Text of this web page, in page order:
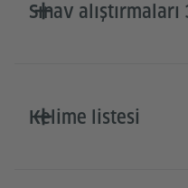
Sınav alıştırmaları
Kelime listesi